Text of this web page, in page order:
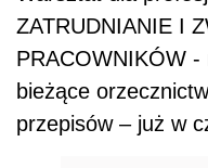
ZATRUDNIANIE I
PRACOWNIKÓW
bieżące
przepisów – już w